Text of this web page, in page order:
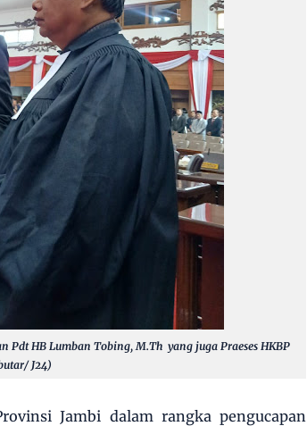
HB Lumban Tobing, M.Th yang juga Praeses HKBP
J24)
Jambi dalam rangka pengucapan